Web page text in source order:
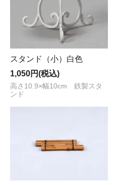
スタンド（小）白色
1,050円(税込)
高さ10.9×幅10cm 鉄製スタ
ンド